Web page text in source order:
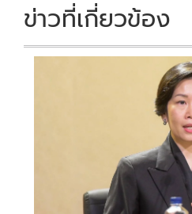
ข่าวที่เกี่ยวข้อง